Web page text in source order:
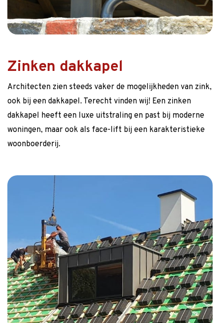
Zinken dakkapel
Architecten zien steeds vaker de mogelijkheden van zink,
ook bij een dakkapel. Terecht vinden wij! Een zinken
dakkapel heeft een luxe uitstraling en past bij moderne
woningen, maar ook als face-lift bij een karakteristieke
woonboerderij.